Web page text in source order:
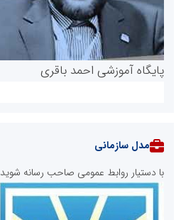
پایگاه آموزشی احمد باقری
مدل سازمانی
با دستیار روابط عمومی صاحب رسانه شوید